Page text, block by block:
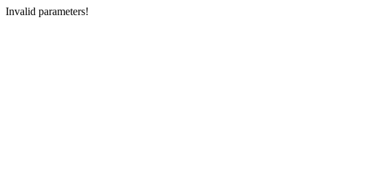
Invalid parameters!